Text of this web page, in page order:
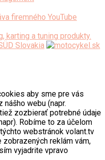
aby sme pre vás
webu (napr.
zozbierať potrebné údaje
Robíme to za účelom
webstránok volant.tv
reklám vám,
vyjadrite vpravo